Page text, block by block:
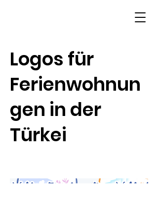
Logos für
Ferienwohnun
gen in der
Türkei